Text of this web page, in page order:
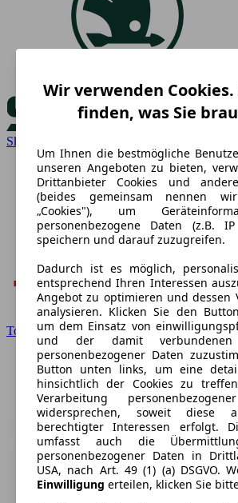
Skoda
Toyota
Wir verwenden
finden, was Sie
Um Ihnen die bestmögliche
unseren Angeboten zu bieten,
Drittanbieter Cookies und
(beides gemeinsam nennen
„Cookies"), um
personenbezogene Daten (z.B.
speichern und darauf zuzugreifen.
Dadurch ist es möglich,
entsprechend Ihren Interessen
Angebot zu optimieren und dessen
analysieren. Klicken Sie den
um dem Einsatz von
und der damit verbundenen
personenbezogener Daten
Button unten links, um eine
hinsichtlich der Cookies zu
Verarbeitung
widersprechen, soweit diese
berechtigter Interessen erfolgt.
umfasst auch die
personenbezogener Daten in
USA, nach Art. 49 (1) (a) DSGVO.
Einwilligung erteilen, klicken Sie